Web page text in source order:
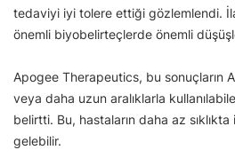
tedaviyi iyi tolere ettiği gözlemlendi.
önemli biyobelirteçlerde önemli
Apogee Therapeutics, bu sonuçların
veya daha uzun aralıklarla
belirtti. Bu, hastaların daha az sıklıkta
gelebilir.